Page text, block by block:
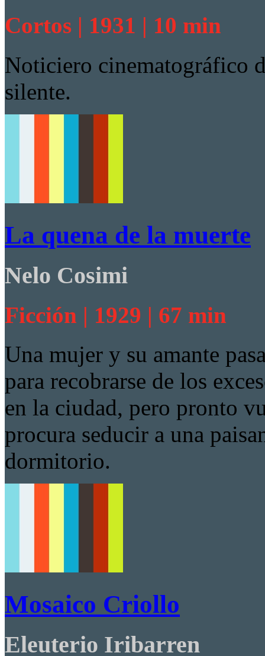
Cortos | 1931 | 10 min
Noticiero cinematográfico
silente.
La quena de la muerte
Nelo Cosimi
Ficción | 1929 | 67 min
Una mujer y su amante
para recobrarse de los
en la ciudad, pero pronto
procura seducir a una
dormitorio.
Mosaico Criollo
Eleuterio Iribarren